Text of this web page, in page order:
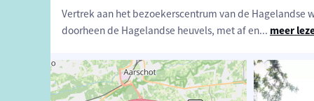
Vertrek aan het bezoekerscentrum van de Hagelandse
doorheen de Hagelandse heuvels, met af en... meer